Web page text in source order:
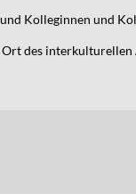
Kolleginnen und
des interkulturellen